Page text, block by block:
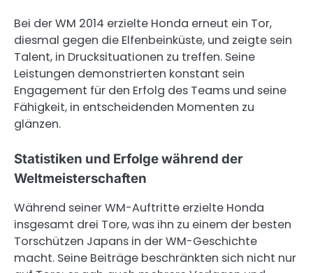
Bei der WM 2014 erzielte Honda erneut ein Tor,
diesmal gegen die Elfenbeinküste, und zeigte sein
Talent, in Drucksituationen zu treffen. Seine
Leistungen demonstrierten konstant sein
Engagement für den Erfolg des Teams und seine
Fähigkeit, in entscheidenden Momenten zu
glänzen.
Statistiken und Erfolge während der
Weltmeisterschaften
Während seiner WM-Auftritte erzielte Honda
insgesamt drei Tore, was ihn zu einem der besten
Torschützen Japans in der WM-Geschichte
macht. Seine Beiträge beschränkten sich nicht nur